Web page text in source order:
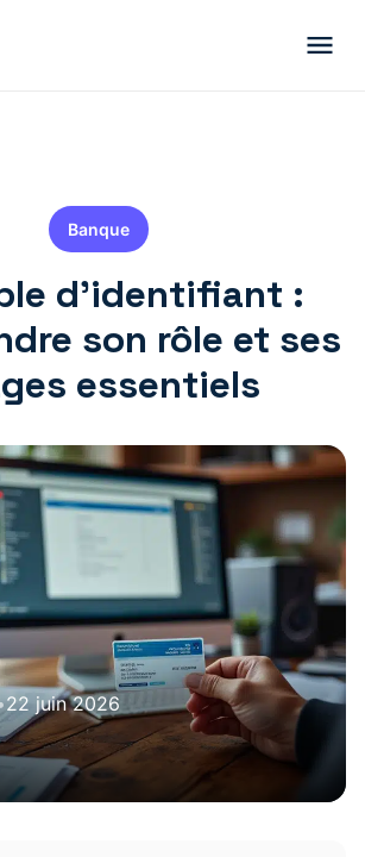
Banque
d’identifiant :
son rôle et ses
essentiels
22 juin 2026